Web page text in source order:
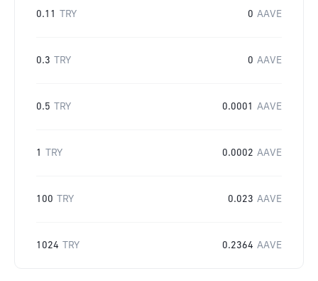
0.11 TRY 0 AAVE
0.3 TRY 0 AAVE
0.5 TRY 0.0001 AAVE
1 TRY 0.0002 AAVE
100 TRY 0.023 AAVE
1024 TRY 0.2364 AAVE